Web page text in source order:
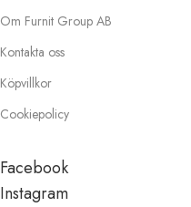
Om Furnit Group AB
Kontakta oss
Köpvillkor
Cookiepolicy
Facebook
Instagram